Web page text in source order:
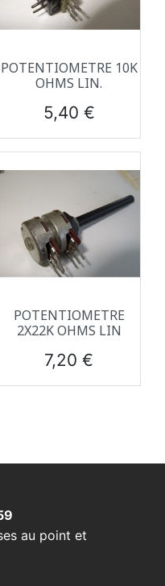
POTENTIOMETRE 10K
OHMS LIN.
Prix
5,40 €
POTENTIOMETRE
2X22K OHMS LIN
Prix
7,20 €
au point et